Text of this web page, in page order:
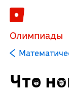
Олимпиады
Что